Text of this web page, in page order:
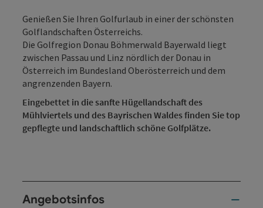
Genießen Sie Ihren Golfurlaub in einer der schönsten
Golflandschaften Österreichs.
Die Golfregion Donau Böhmerwald Bayerwald liegt
zwischen Passau und Linz nördlich der Donau in
Österreich im Bundesland Oberösterreich und dem
angrenzenden Bayern.
Eingebettet in die sanfte Hügellandschaft des
Mühlviertels und des Bayrischen Waldes finden Sie top
gepflegte und landschaftlich schöne Golfplätze.
Angebotsinfos